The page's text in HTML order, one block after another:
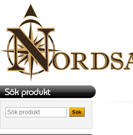
Sök